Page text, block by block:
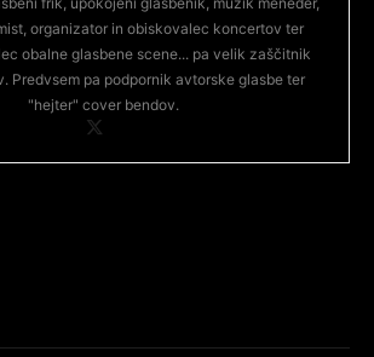
organizator in obiskovalec koncertov ter
obalne glasbene scene... pa velik zaščitnik
Predvsem pa podpornik avtorske glasbe ter
"hejter" cover bendov.